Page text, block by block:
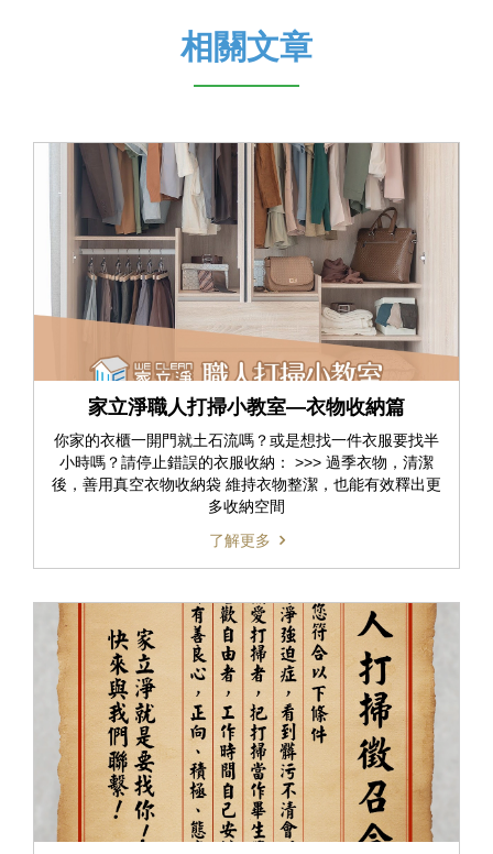
相關文章
家立淨職人打掃小教室—衣物收納篇
你家的衣櫃一開門就土石流嗎？或是想找一件衣服要找半
小時嗎？請停止錯誤的衣服收納： >>> 過季衣物，清潔
後，善用真空衣物收納袋 維持衣物整潔，也能有效釋出更
多收納空間
了解更多